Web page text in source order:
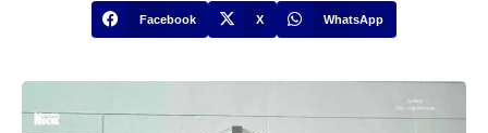
Facebook X WhatsApp